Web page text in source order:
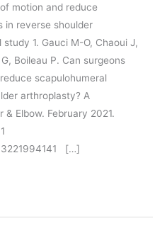
motion and reduce
in reverse shoulder
1. Gauci M-O, Chaoui J,
Boileau P. Can surgeons
scapulohumeral
arthroplasty? A
Elbow. February 2021.
[…]